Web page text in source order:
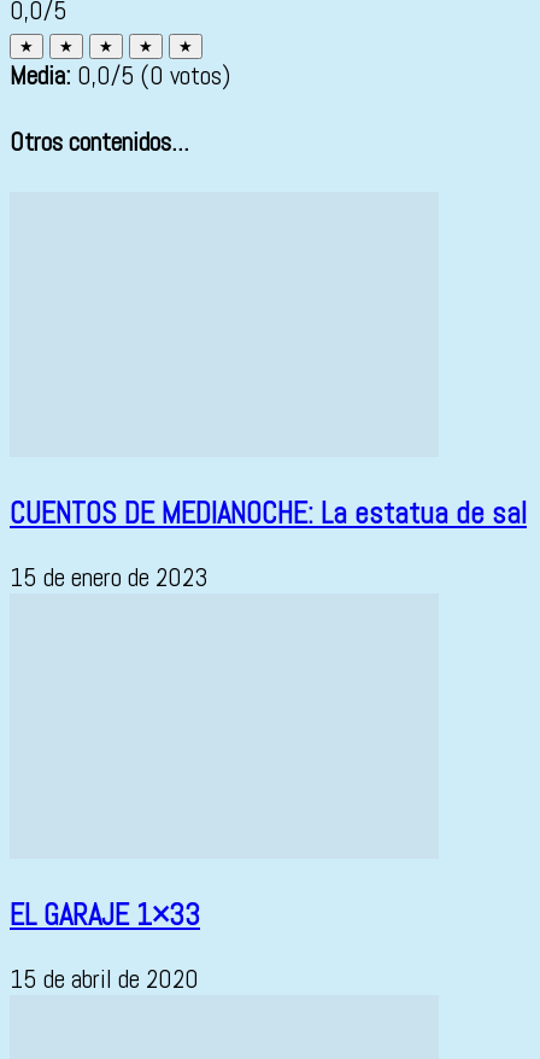
0,0/5
★ ★ ★ ★ ★
Media: 0,0/5 (0 votos)
Otros contenidos...
CUENTOS DE MEDIANOCHE: La estatua de sal
15 de enero de 2023
EL GARAJE 1×33
15 de abril de 2020